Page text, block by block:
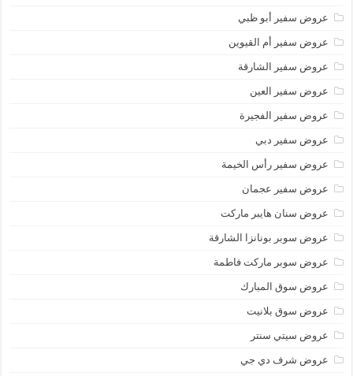
عروض سفير أبو ظبي
عروض سفير أم القيوين
عروض سفير الشارقة
عروض سفير العين
عروض سفير الفجيرة
عروض سفير دبي
عروض سفير رأس الخيمة
عروض سفير عجمان
عروض سنان هايبر ماركت
عروض سوبر بونانزا الشارقة
عروض سوبر ماركت فاطمة
عروض سوق المبارك
عروض سوق بلانيت
عروض سيتي سنتر
عروض شرف دي جي